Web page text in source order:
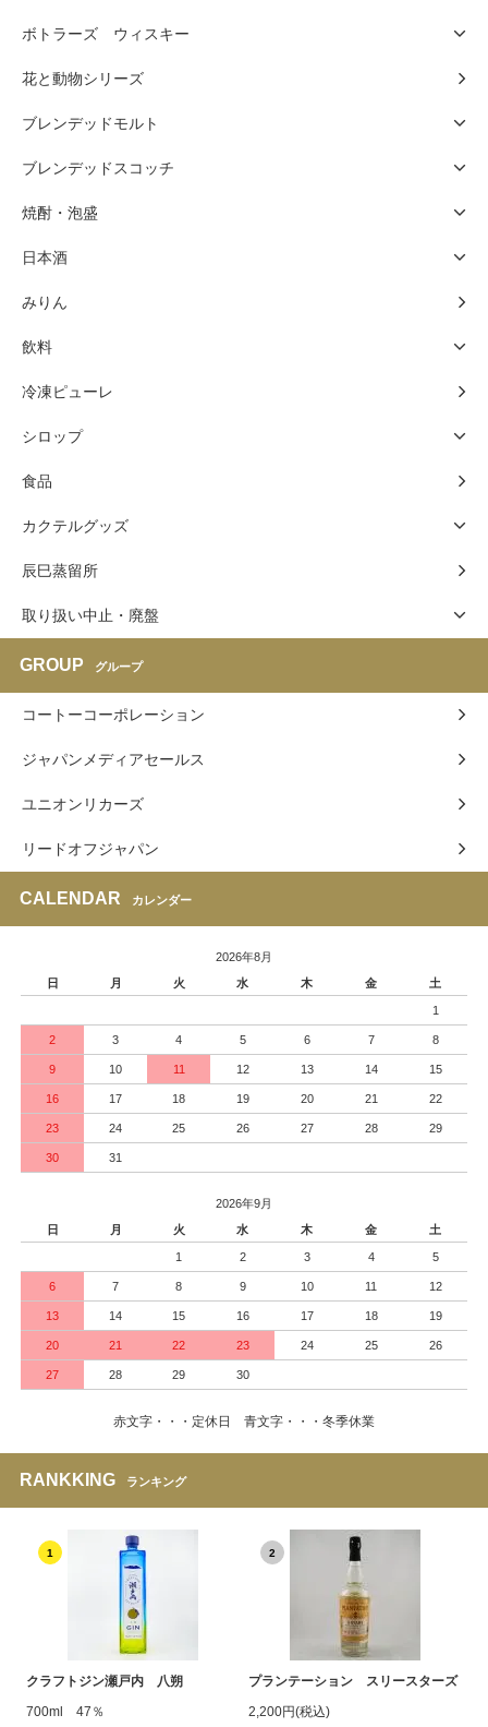
ボトラーズ ウィスキー
花と動物シリーズ
ブレンデッドモルト
ブレンデッドスコッチ
焼酎・泡盛
日本酒
みりん
飲料
冷凍ピューレ
シロップ
食品
カクテルグッズ
辰巳蒸留所
取り扱い中止・廃盤
GROUP グループ
コートーコーポレーション
ジャパンメディアセールス
ユニオンリカーズ
リードオフジャパン
CALENDAR カレンダー
2026年8月
日
月 火 水 木 金 土
1
2 3 4 5 6 7 8
9 10 11 12 13 14 15
16 17 18 19 20 21 22
23 24 25 26 27 28 29
30 31
2026年9月
日
月 火 水 木 金 土
1 2 3 4 5
6 7 8 9 10 11 12
13 14 15 16 17 18 19
20 21 22 23 24 25 26
27 28 29 30
赤文字・・・定休日 青文字・・・冬季休業
RANKKING ランキング
1
クラフトジン瀬戸内 八朔
700ml 47％
2
プランテーション スリースターズ
2,200円(税込)